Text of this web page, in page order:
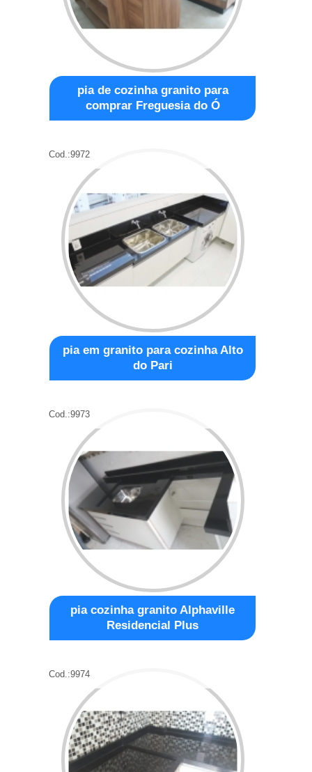
pia de cozinha granito para
comprar Freguesia do Ó
Cod.:9972
pia em granito para cozinha Alto
do Pari
Cod.:9973
pia cozinha granito Alphaville
Residencial Plus
Cod.:9974